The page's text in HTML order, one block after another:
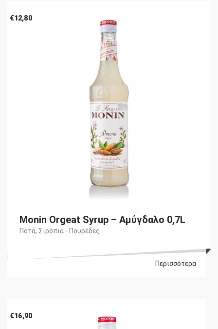
€12,80
Monin Orgeat Syrup – Αμύγδαλο 0,7L
Ποτά, Σιρόπια - Πουρέδες
Περισσότερα
€16,90